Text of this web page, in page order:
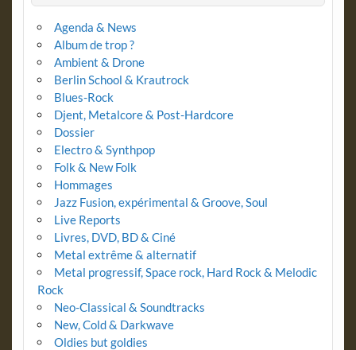
Agenda & News
Album de trop ?
Ambient & Drone
Berlin School & Krautrock
Blues-Rock
Djent, Metalcore & Post-Hardcore
Dossier
Electro & Synthpop
Folk & New Folk
Hommages
Jazz Fusion, expérimental & Groove, Soul
Live Reports
Livres, DVD, BD & Ciné
Metal extrême & alternatif
Metal progressif, Space rock, Hard Rock & Melodic
Rock
Neo-Classical & Soundtracks
New, Cold & Darkwave
Oldies but goldies